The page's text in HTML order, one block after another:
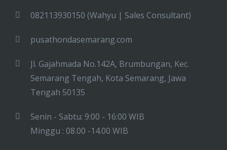
082113930150 (Wahyu | Sales Consultant)
pusathondasemarang.com
Jl. Gajahmada No.142A, Brumbungan, Kec.
Semarang Tengah, Kota Semarang, Jawa
Tengah 50135
Senin - Sabtu: 9:00 - 16:00 WIB
Minggu : 08.00 -14.00 WIB